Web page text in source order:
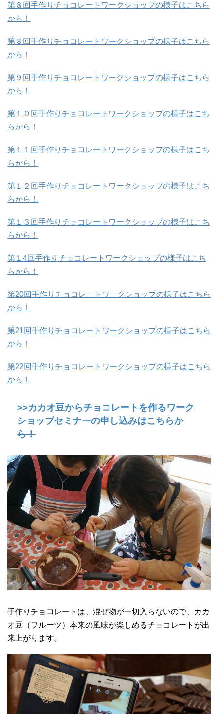
第８回手作りチョコレートワークショップの様子はこちら
から！
第８回手作りチョコレートワークショップの様子はこちら
から！
第９回手作りチョコレートワークショップの様子はこちら
から！
第１０回手作りチョコレートワークショップの様子はこち
らから！
第１１回手作りチョコレートワークショップの様子はこち
らから！
第１２回手作りチョコレートワークショップの様子はこち
らから！
第１３回手作りチョコレートワークショップの様子はこち
らから！
第１4回手作りチョコレートワークショップの様子はこち
らから！
第20回手作りチョコレートワークショップの様子はこちら
から！
第21回手作りチョコレートワークショップの様子はこちら
から！
第22回手作りチョコレートワークショップの様子はこちら
から！
>>カカオ豆からチョコレートを作るワーク
ショップセミナーの申し込みはこちらか
ら！
手作りチョコレートは、混ぜ物が一切入らないので、カカ
オ豆（フルーツ）本来の風味が楽しめるチョコレートが出
来上がります。